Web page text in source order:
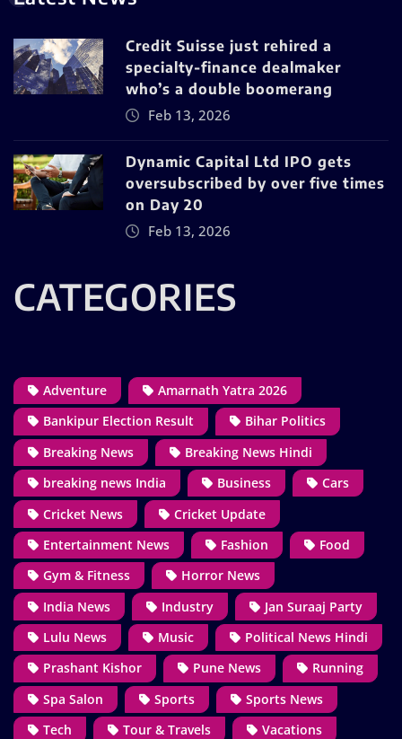
Credit Suisse just rehired a
specialty-finance dealmaker
who’s a double boomerang
Feb 13, 2026
Dynamic Capital Ltd IPO gets
oversubscribed by over five times
on Day 20
Feb 13, 2026
CATEGORIES
Adventure
Amarnath Yatra 2026
Bankipur Election Result
Bihar Politics
Breaking News
Breaking News Hindi
breaking news India
Business
Cars
Cricket News
Cricket Update
Entertainment News
Fashion
Food
Gym & Fitness
Horror News
India News
Industry
Jan Suraaj Party
Lulu News
Music
Political News Hindi
Prashant Kishor
Pune News
Running
Spa Salon
Sports
Sports News
Tech
Tour & Travels
Vacations